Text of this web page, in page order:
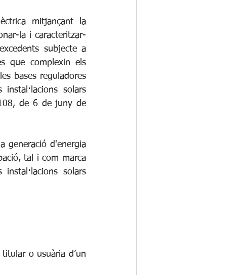
mitjançant la
la i caracteritzar-
subjecte a
que complexin els
bases reguladores
solars
de 6 de juny de
generació d'energia
tal i com marca
solars
o usuària d’un